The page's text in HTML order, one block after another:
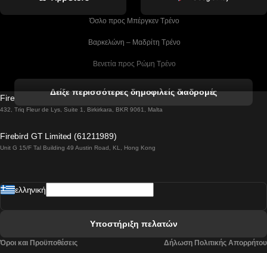
Όσλο προς Μπέργκεν Tρένο
Βαρκελώνη – Μαδρίτη Tρένο
Βενετία προς Ρώμη Τρένο
Βιέννη προς Σάλτσμπουργκ Τρένα
Βουδαπέστη προς Πράγα Tρένο
Δείξε περισσότερες δημοφιλείς διαδρομές
Firebird GT Limited (OC 1451)
432, Triq Fleur de Lys, Suite 1, Birkirkara, BKR 9061, Malta
Firebird GT Limited (61211989)
Unit G 15/F Tal Building 49 Austin Road, KL, Hong Kong
ελληνική
Υποστήριξη πελατών
Όροι και Προϋποθέσεις Δήλωση Πολιτικής Απορρήτου